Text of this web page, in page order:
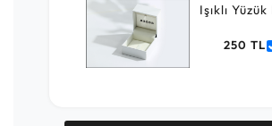
Işıklı
250 TL